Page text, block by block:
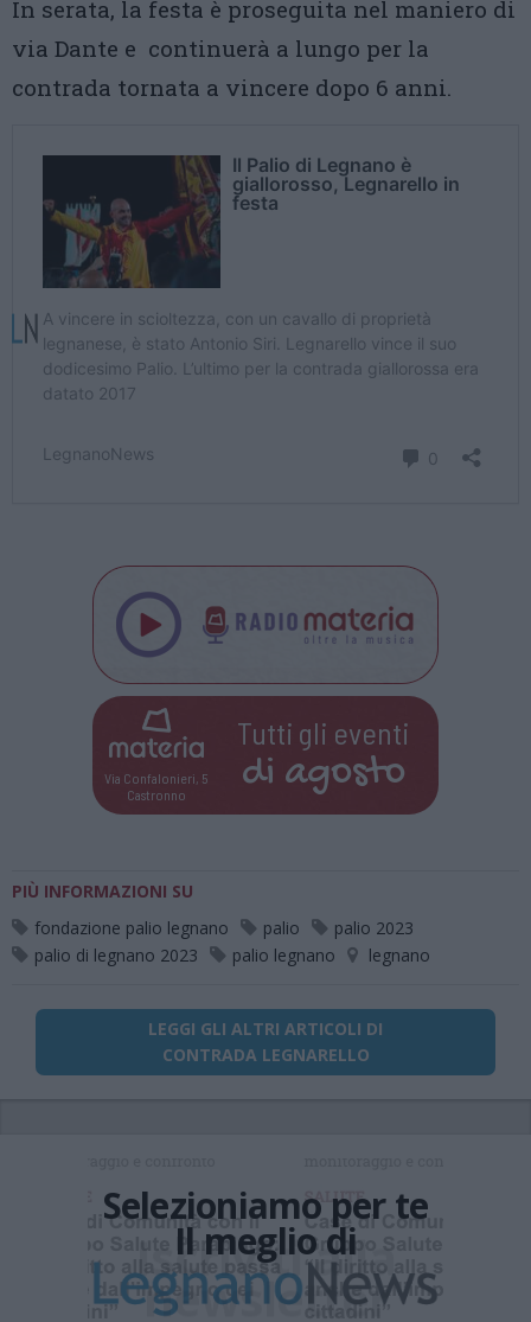
In serata, la festa è proseguita nel maniero di
via Dante e continuerà a lungo per la
contrada tornata a vincere dopo 6 anni.
Via Confalonieri, 5
Castronno
Tutti gli eventi
di agosto
PIÙ INFORMAZIONI SU
fondazione palio legnano
palio
palio 2023
palio di legnano 2023
palio legnano legnano
LEGGI GLI ALTRI ARTICOLI DI
CONTRADA LEGNARELLO
Selezioniamo per te
Il meglio di